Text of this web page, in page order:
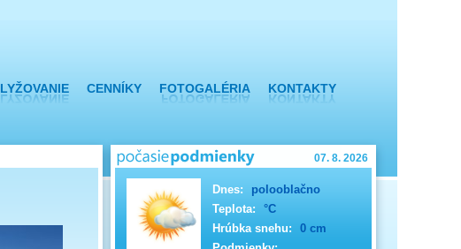
LYŽOVANIE CENNÍKY FOTOGALÉRIA KONTAKTY
07. 8. 2026
Dnes:
polooblačno
Teplota:
°C
Hrúbka snehu:
0 cm